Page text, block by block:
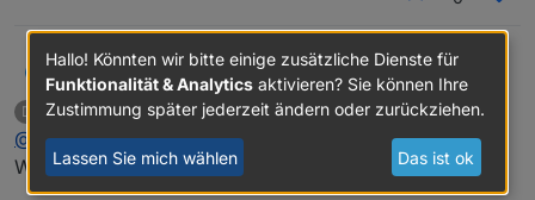
Tirador @der-eineja die Korrektur der HTML Darstellung habe
ich auch vorgenommen.
Bisher sehe ich keinen Unterschied zu Telegram. Die
Spezialfunktionen (Nachricht quittieren, wiederholt
senden) habe ich aber noch nicht getestet. Aufgefallen
D der-eineschrieb am8. Mai 2020, 13:35
zuletzt editiert von
@ Tiradorsuper danke Dir!
Wenn es das Geld wert ist. Dann ist das ok.
Hallo! Könnten wir bitte einige zusätzliche Dienste für
Funktionalität & Analytics aktivieren? Sie können Ihre
Zustimmung später jederzeit ändern oder zurückziehen.
Lassen Sie mich wählen Das ist ok